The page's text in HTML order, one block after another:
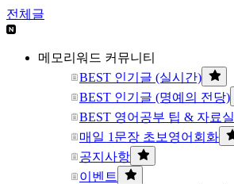
전체글
메모리워드 커뮤니티
BEST 인기글 (실시간)
BEST 인기글 (명예의 전당)
BEST 영어공부 팁 & 자료실
매일 1문장 초보영어회화
공지사항
이벤트